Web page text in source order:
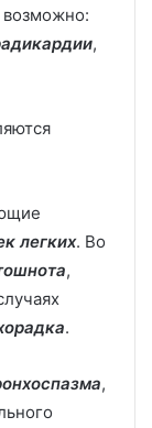
возможно:
,
легких. Во
,
.
,